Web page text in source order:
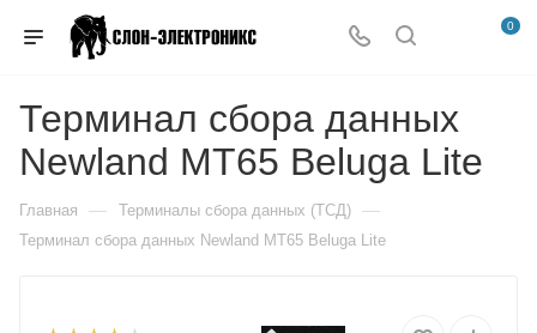
0
Терминал сбора данных
Newland MT65 Beluga Lite
Главная — Терминалы сбора данных (ТСД) —
Терминал сбора данных Newland MT65 Beluga Lite